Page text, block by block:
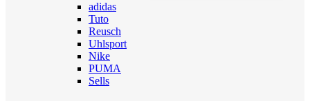
adidas
Tuto
Reusch
Uhlsport
Nike
PUMA
Sells